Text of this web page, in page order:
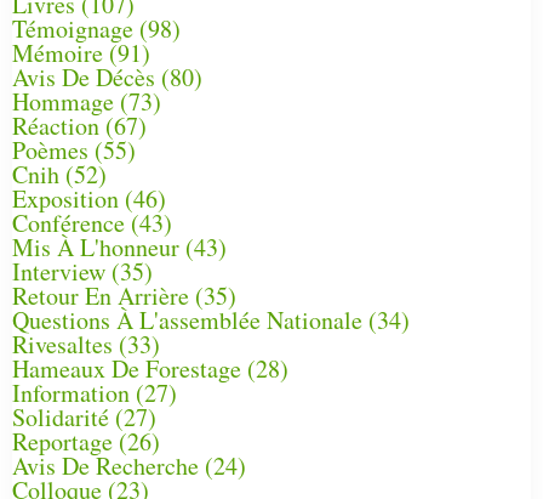
Témoignage (98)
Mémoire (91)
Avis De Décès (80)
Hommage (73)
Réaction(67)
Poèmes (55)
Cnih (52)
Exposition (46)
Conférence(43)
Mis À L'honneur (43)
Interview (35)
Retour En Arrière (35)
Questions À L'assemblée Nationale (34)
Rivesaltes (33)
Hameaux De Forestage (28)
Information (27)
Solidarité (27)
Reportage (26)
Avis De Recherche (24)
Colloque (23)